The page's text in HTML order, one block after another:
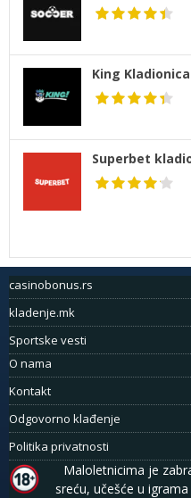
King
Superbet
casinobonus.rs
kladenje.mk
Sportske vesti
O nama
Kontakt
Odgovorno klađenje
Politika privatnosti
Maloletnicima je
sreću, učešće u